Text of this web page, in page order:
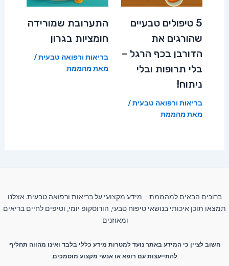
5 טיפולים טבעיים
שהורגים את
הדורבן בכף הרגל –
בלי תרופות ובלי
ניתוח!
בריאות ורפואה טבעית/
מאת מהממת
התערובת שמורידה
חומציות בגרון
בריאות ורפואה טבעית/
מאת מהממת
ברוכים הבאים למהממת - מידע מקצועי על בריאות ורפואה טבעית. אצלנו
תמצאו תוכן איכותי בנושאי טיפוח טבעי, הורוסקופ יומי, וטיפים לחיים בריאים
ומאוזנים.
חשוב לציין כי המידע באתר נועד למטרות מידע כללי בלבד ואינו מהווה תחליף
להתייעצות עם רופא או אנשי מקצוע מוסמכים.